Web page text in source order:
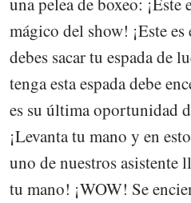
mágico del show! ¡Este
debes sacar tu espada de
tenga esta espada debe
es su última oportunidad
¡Levanta tu mano y en
uno de nuestros asistente
tu mano! ¡WOW! Se